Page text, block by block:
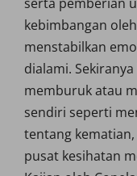
kebimbangan
menstabilkan
dialami.
memburuk atau
sendiri seperti
tentang
pusat kesihatan